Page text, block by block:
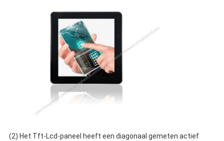
(2) Het Tft-Lcd-paneel heeft een diagonaal gemeten actief